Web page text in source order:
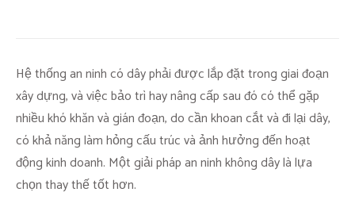
Hệ thống an ninh có dây phải được lắp đặt trong giai đoạn
xây dựng, và việc bảo trì hay nâng cấp sau đó có thể gặp
nhiều khó khăn và gián đoạn, do cần khoan cắt và đi lại dây,
có khả năng làm hỏng cấu trúc và ảnh hưởng đến hoạt
động kinh doanh. Một giải pháp an ninh không dây là lựa
chọn thay thế tốt hơn.